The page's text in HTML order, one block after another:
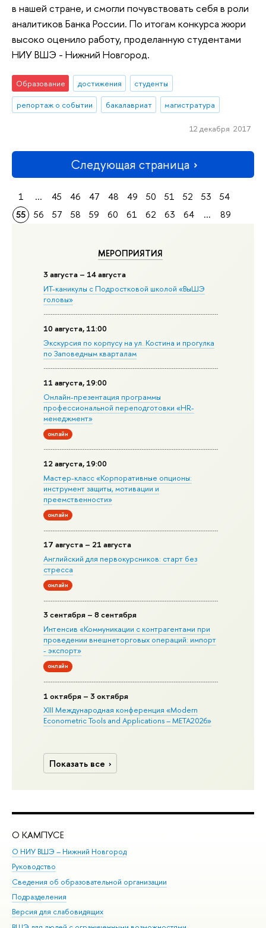
МЕРОПРИЯТИЯ
3 августа – 14 августа
ИТ-каникулы с Подростковой школой «ВыШЭ
головы»
10 августа, 11:00
Экскурсия по корпусу на ул. Костина и прогулка
по Заповедным кварталам
11 августа, 19:00
Онлайн-презентация программы
профессиональной переподготовки «HR-
менеджмент»
онлайн
12 августа, 19:00
Мастер-класс «Корпоративные опционы:
инструмент защиты, мотивации и
преемственности»
онлайн
17 августа – 21 августа
Английский для первокурсников: старт без
стресса
онлайн
3 сентября – 8 сентября
Интенсив «Коммуникации с контрагентами при
проведении внешнеторговых операций: импорт
- экспорт»
онлайн
1 октября – 3 октября
XIII Международная конференция «Modern
Econometric Tools and Applications – META2026»
Показать все
в нашей стране, и смогли почувствовать себя в роли
аналитиков Банка России. По итогам конкурса жюри
высоко оценило работу, проделанную студентами
НИУ ВШЭ - Нижний Новгород.
Образование достижения
студенты
репортаж о событии
бакалавриат магистратура
12 декабря 2017
Следующая страница
1 ... 45 46 47 48 49 50 51 52 53
54
55
56 57 58 59 60 61 62 63 64 ... 89
О КАМПУСЕ
О НИУ ВШЭ – Нижний Новгород
Руководство
Сведения об образовательной организации
Подразделения
Версия для слабовидящих